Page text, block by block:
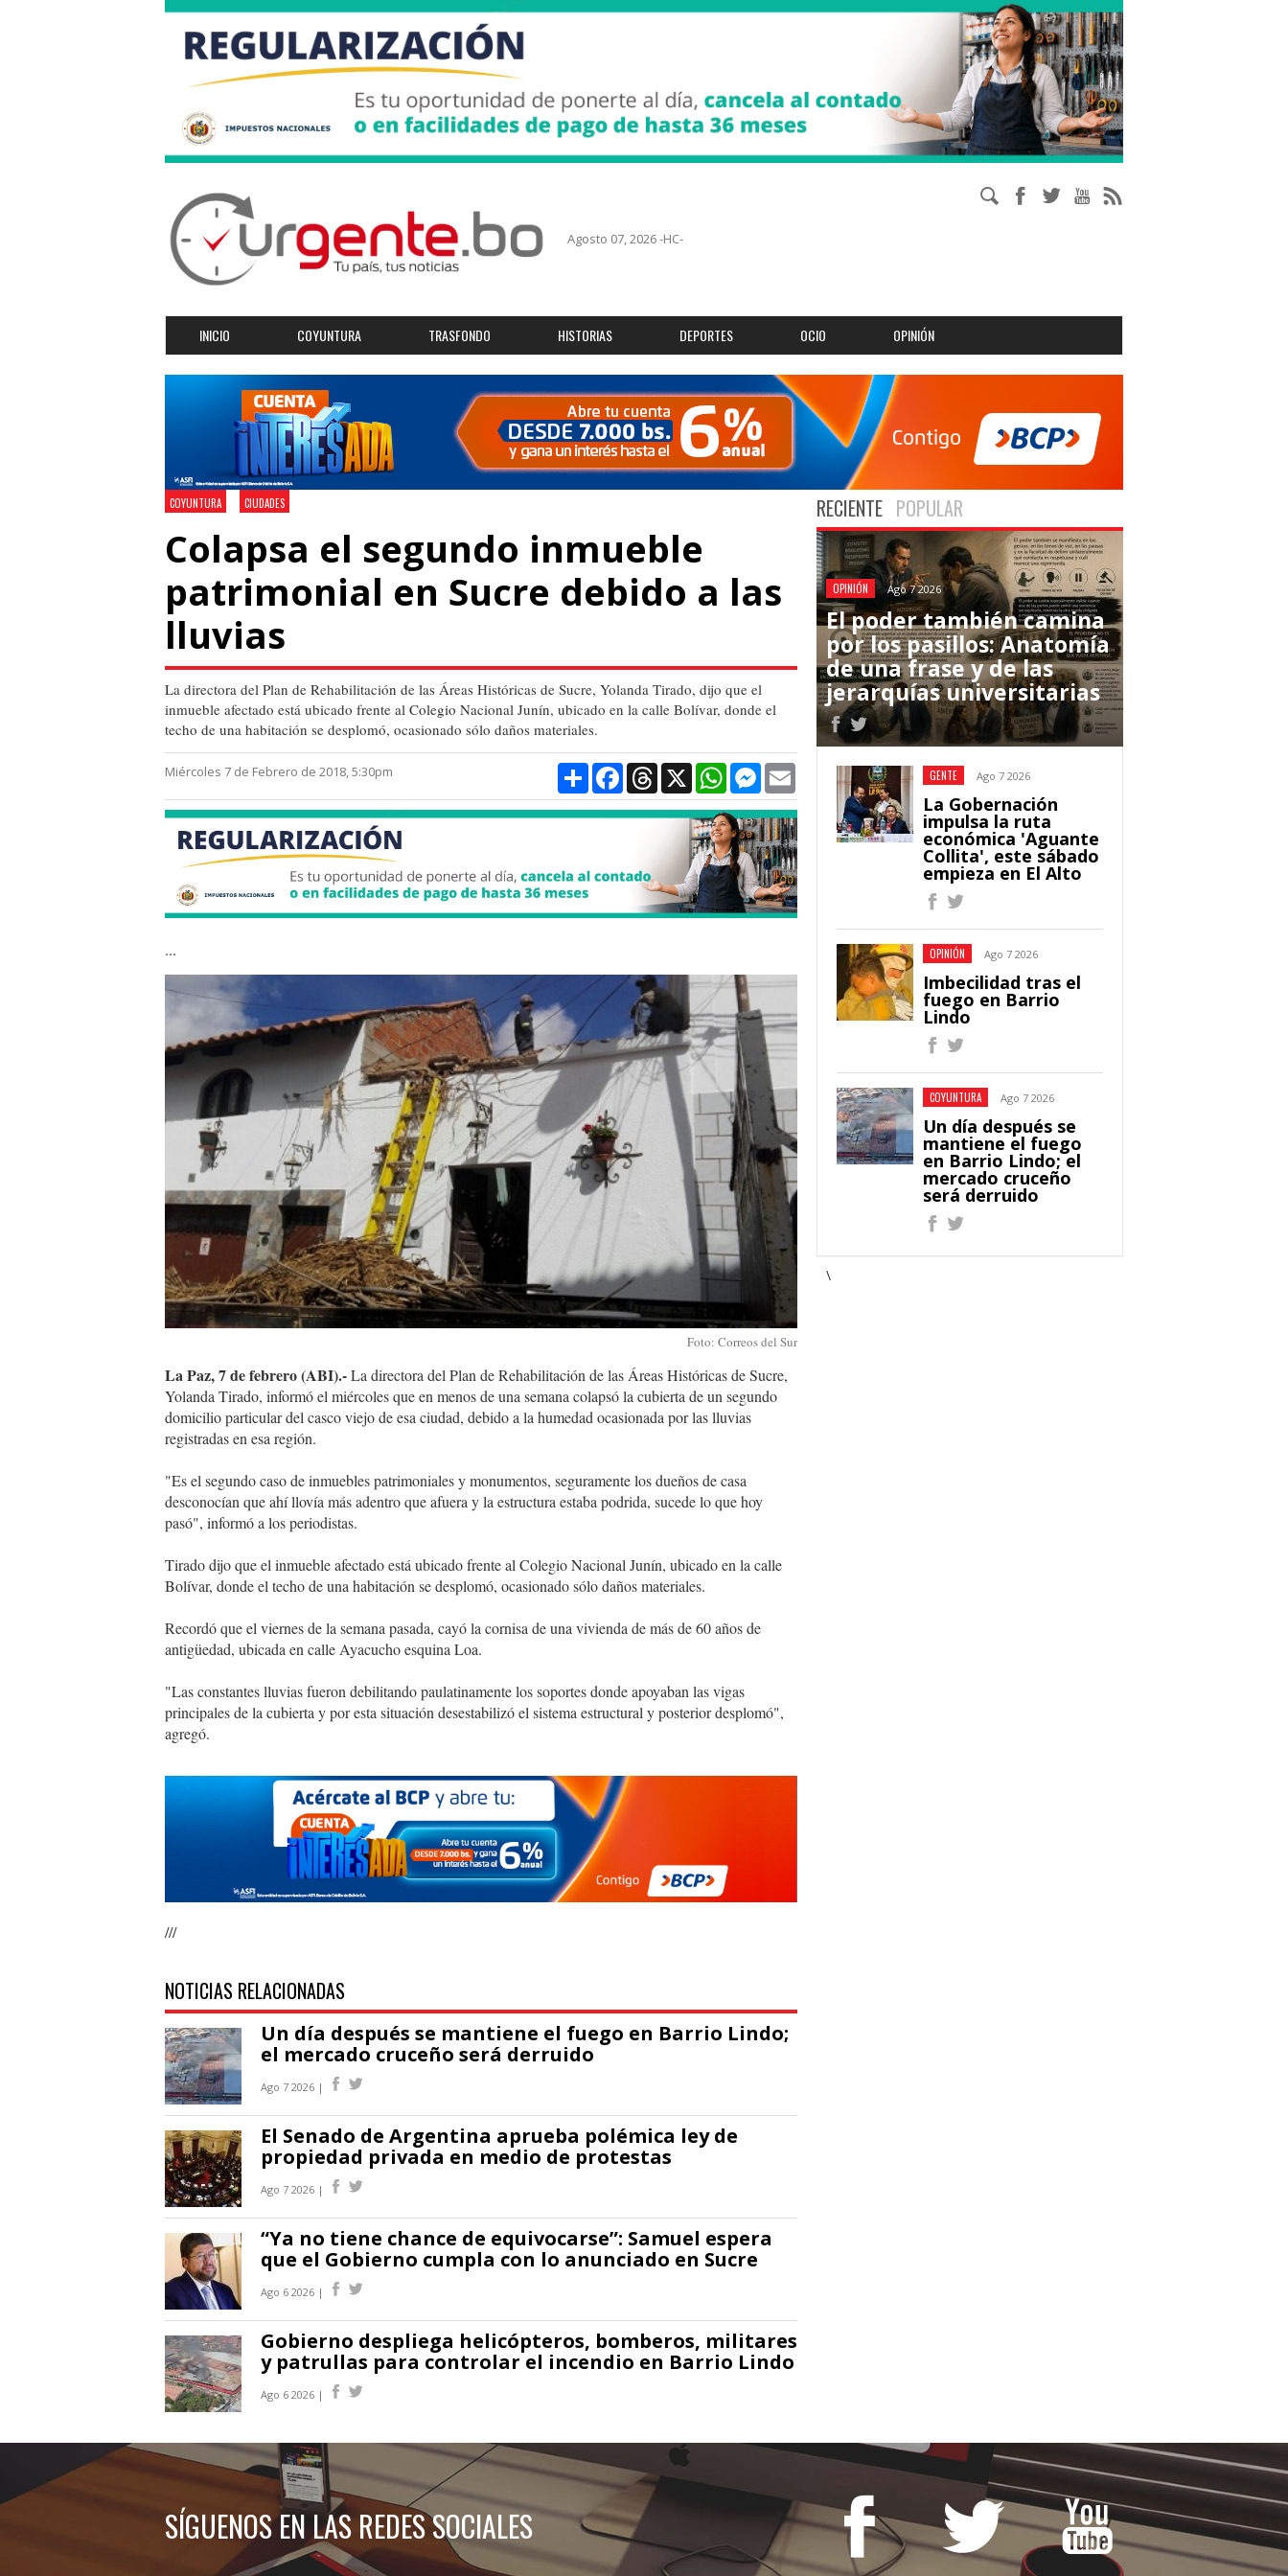
Agosto 07, 2026 -HC-
INICIO COYUNTURA TRASFONDO HISTORIAS DEPORTES OCIO OPINIÓN
COYUNTURA CIUDADES
Colapsa el segundo inmueble
patrimonial en Sucre debido a las
lluvias
La directora del Plan de Rehabilitación de las Áreas Históricas de Sucre, Yolanda Tirado, dijo que el
inmueble afectado está ubicado frente al Colegio Nacional Junín, ubicado en la calle Bolívar, donde el
techo de una habitación se desplomó, ocasionado sólo daños materiales.
Miércoles 7 de Febrero de 2018, 5:30pm CompartirFacebookThreads
X WhatsAppMessenger
...
nota80786_imagen82736.jpg
Foto: Correos del Sur
La Paz, 7 de febrero (ABI).-La directora del Plan de Rehabilitación de las Áreas Históricas de Sucre,
Yolanda Tirado, informó el miércoles que en menos de una semana colapsó la cubierta de un segundo
domicilio particular del casco viejo de esa ciudad, debido a la humedad ocasionada por las lluvias
registradas en esa región.
"Es el segundo caso de inmuebles patrimoniales y monumentos, seguramente los dueños de casa
desconocían que ahí llovía más adentro que afuera y la estructura estaba podrida, sucede lo que hoy
pasó", informó a los periodistas.
Tirado dijo que el inmueble afectado está ubicado frente al Colegio Nacional Junín, ubicado en la calle
Bolívar, donde el techo de una habitación se desplomó, ocasionado sólo daños materiales.
Recordó que el viernes de la semana pasada, cayó la cornisa de una vivienda de más de 60 años de
antigüedad, ubicada en calle Ayacucho esquina Loa.
"Las constantes lluvias fueron debilitando paulatinamente los soportes donde apoyaban las vigas
principales de la cubierta y por esta situación desestabilizó el sistema estructural y posterior desplomó",
agregó.
///
NOTICIAS RELACIONADAS
Un día después se mantiene el fuego en Barrio Lindo;
el mercado cruceño será derruido
Ago 7 2026 |
El Senado de Argentina aprueba polémica ley de
propiedad privada en medio de protestas
Ago 7 2026 |
“Ya no tiene chance de equivocarse”: Samuel espera
que el Gobierno cumpla con lo anunciado en Sucre
Ago 6 2026 |
Gobierno despliega helicópteros, bomberos, militares
y patrullas para controlar el incendio en Barrio Lindo
Ago 6 2026 |
RECIENTE POPULAR
OPINIÓN Ago 7 2026
El poder también camina
por los pasillos: Anatomía
de una frase y de las
jerarquías universitarias
GENTE Ago 7 2026
La Gobernación
impulsa la ruta
económica 'Aguante
Collita', este sábado
empieza en El Alto
OPINIÓN Ago 7 2026
Imbecilidad tras el
fuego en Barrio
Lindo
COYUNTURA Ago 7 2026
Un día después se
mantiene el fuego
en Barrio Lindo; el
mercado cruceño
será derruido
\
SÍGUENOS EN LAS REDES SOCIALES